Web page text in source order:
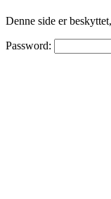
Denne side er
Password: